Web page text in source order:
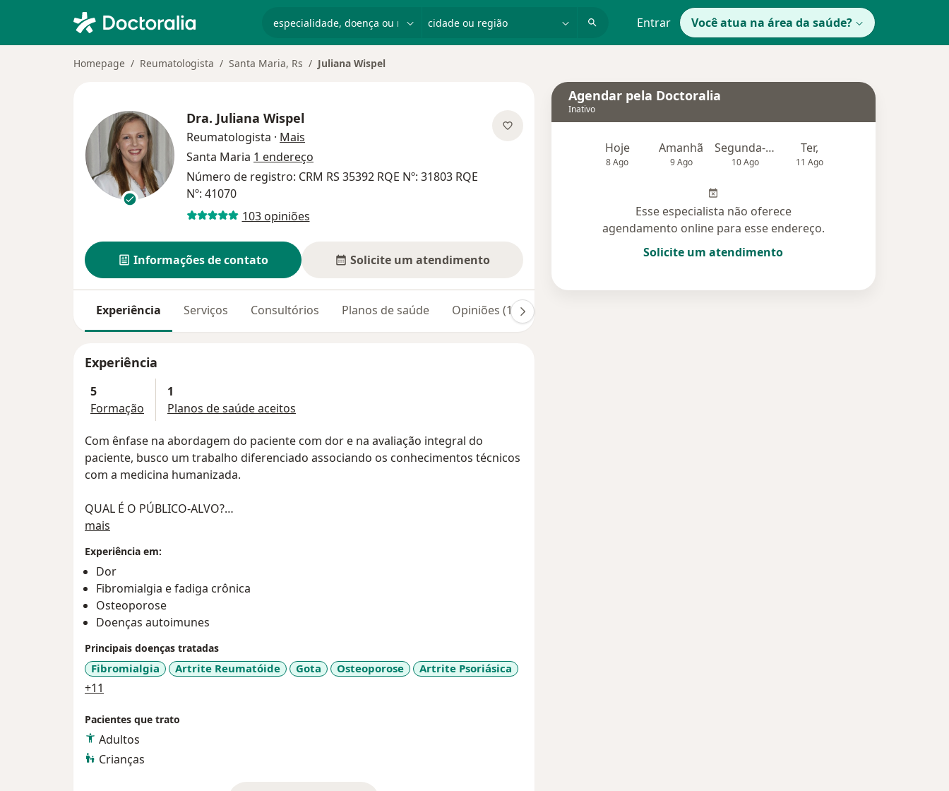
Entrar Você atua na área da saúde?
Homepage Reumatologista Santa Maria, Rs Juliana Wispel
Dra. Juliana Wispel
Reumatologista · Mais
Santa Maria 1 endereço
Número de registro: CRM RS 35392 RQE Nº: 31803 RQE
Nº: 41070
103 opiniões
Informações de contato Solicite um atendimento
Experiência Serviços Consultórios Planos de saúde Opiniões (103)
Experiência
5
Formação
1
Planos de saúde aceitos
Com ênfase na abordagem do paciente com dor e na avaliação integral do
paciente, busco um trabalho diferenciado associando os conhecimentos técnicos
com a medicina humanizada.
QUAL É O PÚBLICO-ALVO?
Pessoas de todas as idades, desde crianças até idosos.
articulares, acompanhada(as) de rigidez articular no período da manhã, além dos
pacientes com dores crônicas.
mais
Experiência em:
Dor
Fibromialgia e fadiga crônica
Osteoporose
Doenças autoimunes
Principais doenças tratadas
Fibromialgia Artrite Reumatóide Gota Osteoporose Artrite Psoriásica
+11
Pacientes que trato
Adultos
Crianças
Agendar pela Doctoralia
Inativo
Hoje
8 Ago
Amanhã
9 Ago
Segunda-feira
10 Ago
Ter,
11 Ago
Esse especialista não oferece
agendamento online para esse endereço.
Solicite um atendimento